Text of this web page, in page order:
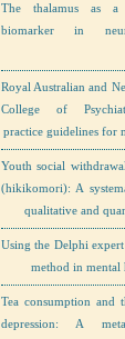
The thalamus as a
biomarker in
Royal Australian and
College of
practice guidelines for
Youth social
(hikikomori): A
qualitative and
Using the Delphi expert
method in mental
Tea consumption and
depression: A